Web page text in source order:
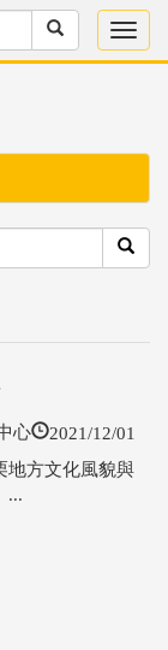
心 2021/12/01
地方文化風貌與
...